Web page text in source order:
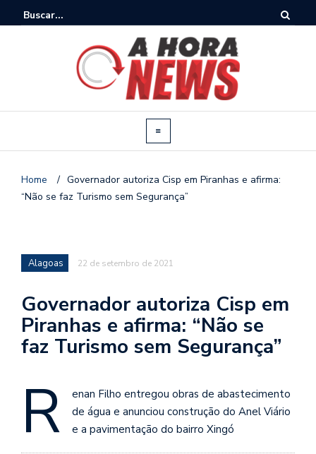
Home / Governador autoriza Cisp em Piranhas e afirma:
“Não se faz Turismo sem Segurança”
Alagoas 22 de setembro de 2021
Governador autoriza Cisp em
Piranhas e afirma: “Não se
faz Turismo sem Segurança”
R
enan Filho entregou obras de abastecimento
de água e anunciou construção do Anel Viário
e a pavimentação do bairro Xingó